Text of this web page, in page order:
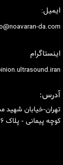
ایمیل:
da.com
اینستاگرام
آدرس:
تهران-خیابان شهید
کوچه پیمانی - پلاک 26